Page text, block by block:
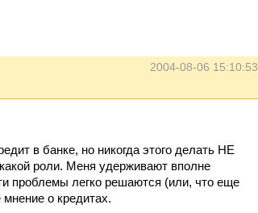
2004-08-06 15:10:53
в банке, но никогда этого делать НЕ
роли. Меня удерживают вполне
проблемы легко решаются (или, что еще
о кредитах.